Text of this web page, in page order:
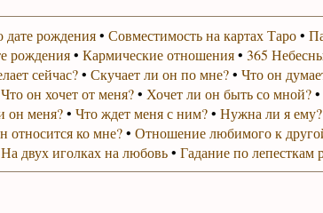
дате рождения• Совместимость на картах Таро•
рождения• Кармические отношения• 365
сейчас?• Скучает ли он по мне?• Что он
Что он хочет от меня?• Хочет ли он быть со мной?•
он меня?• Что ждет меня с ним?• Нужна ли я ему?
относится ко мне?• Отношение любимого к
На двух иголках на любовь• Гадание по лепесткам